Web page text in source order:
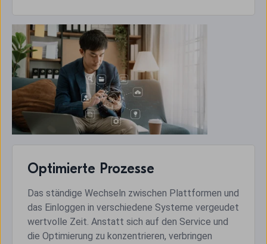
Optimierte Prozesse
Das ständige Wechseln zwischen Plattformen und
das Einloggen in verschiedene Systeme vergeudet
wertvolle Zeit. Anstatt sich auf den Service und
die Optimierung zu konzentrieren, verbringen